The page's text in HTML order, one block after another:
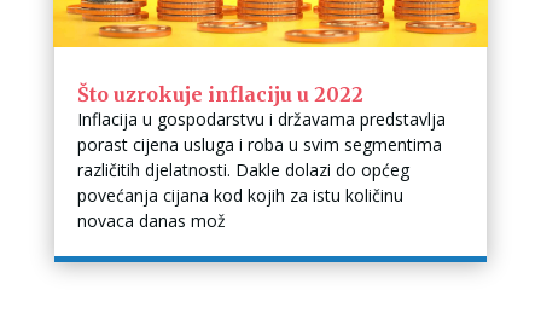
Što uzrokuje inflaciju u 2022
Inflacija u gospodarstvu i državama predstavlja
porast cijena usluga i roba u svim segmentima
različitih djelatnosti. Dakle dolazi do općeg
povećanja cijana kod kojih za istu količinu
novaca danas mož